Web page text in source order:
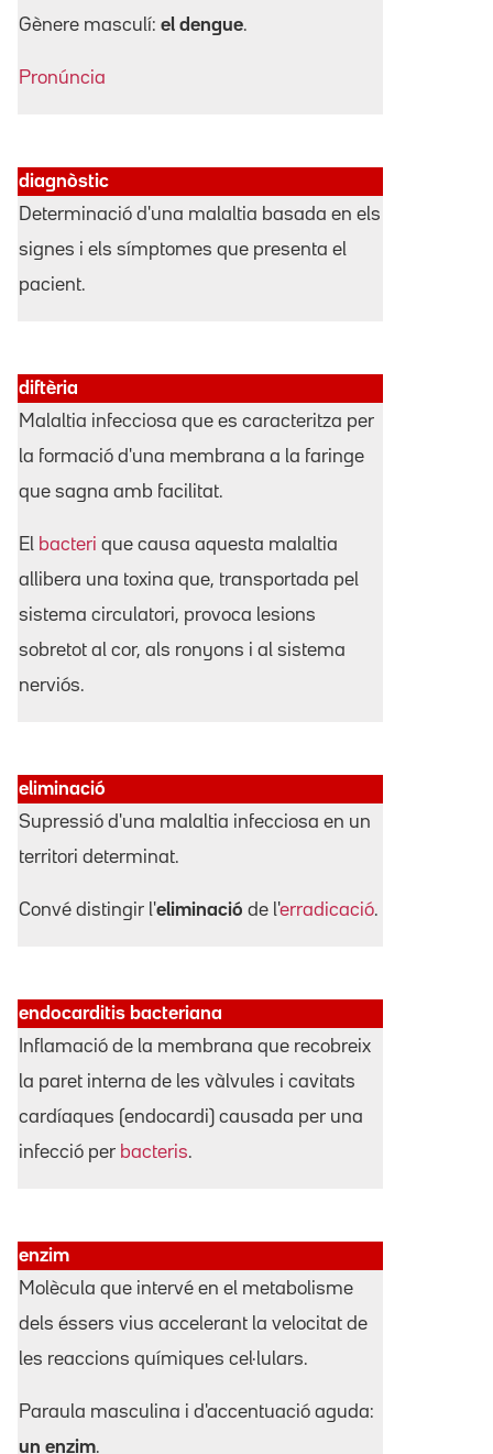
Gènere masculí: el dengue.
Pronúncia
diagnòstic
Determinació d'una malaltia basada en els
signes i els símptomes que presenta el
pacient.
diftèria
Malaltia infecciosa que es caracteritza per
la formació d'una membrana a la faringe
que sagna amb facilitat.
El bacteri que causa aquesta malaltia
allibera una toxina que, transportada pel
sistema circulatori, provoca lesions
sobretot al cor, als ronyons i al sistema
nerviós.
eliminació
Supressió d'una malaltia infecciosa en un
territori determinat.
Convé distingir l'eliminació de l'erradicació.
endocarditis bacteriana
Inflamació de la membrana que recobreix
la paret interna de les vàlvules i cavitats
cardíaques (endocardi) causada per una
infecció per bacteris.
enzim
Molècula que intervé en el metabolisme
dels éssers vius accelerant la velocitat de
les reaccions químiques cel·lulars.
Paraula masculina i d'accentuació aguda:
un enzim.